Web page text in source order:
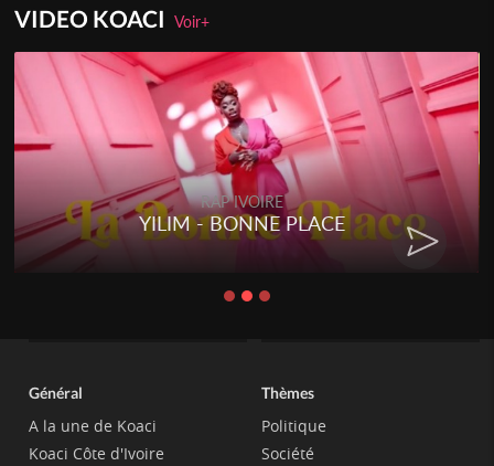
VIDEO KOACIVoir+
RAP IVOIRE
YILIM - BONNE PLACE
Général
A la une de Koaci
Koaci Côte d'Ivoire
Thèmes
Politique
Société